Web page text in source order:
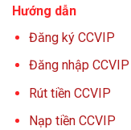
Hướng dẫn
Đăng ký CCVIP
Đăng nhập CCVIP
Rút tiền CCVIP
Nạp tiền CCVIP